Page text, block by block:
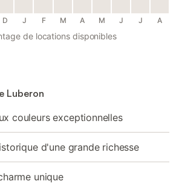
D J F M A M J J A
de locations disponibles
Luberon
couleurs exceptionnelles
d'une grande richesse
unique